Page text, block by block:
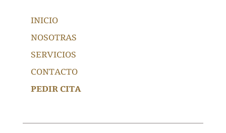
INICIO
NOSOTRAS
SERVICIOS
CONTACTO
PEDIR CITA